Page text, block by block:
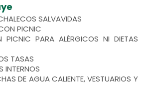
SALVAVIDAS
PICNIC
PICNIC PARA ALÉRGICOS NI DIETAS
TASAS
INTERNOS
DE AGUA CALIENTE, VESTUARIOS Y